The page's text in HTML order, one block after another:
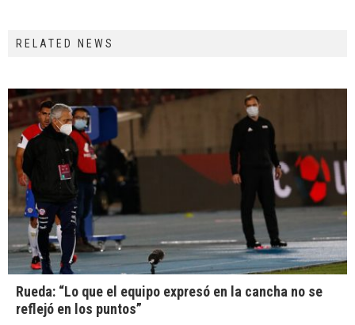
RELATED NEWS
Rueda: “Lo que el equipo expresó en la cancha no se
reflejó en los puntos”